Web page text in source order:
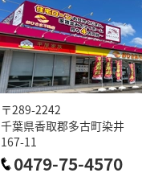
〒289-2242
千葉県香取郡多古町染井
167-11
0479-75-4570